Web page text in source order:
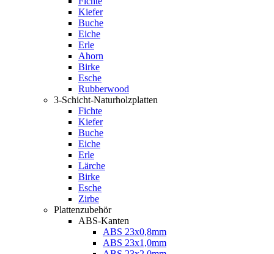
Kiefer
Buche
Eiche
Erle
Ahorn
Birke
Esche
Rubberwood
3-Schicht-Naturholzplatten
Fichte
Kiefer
Buche
Eiche
Erle
Lärche
Birke
Esche
Zirbe
Plattenzubehör
ABS-Kanten
ABS 23x0,8mm
ABS 23x1,0mm